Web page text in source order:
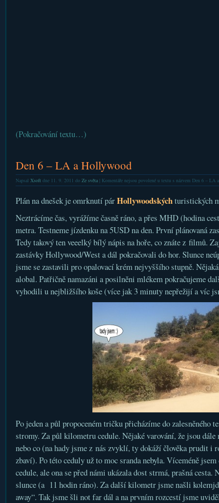
(Pokračování textu…)
Den 6 – LA a Hollywood
Napsal Xsoftdne 11. 9. 2011 do Ze světa| Komentáře nejsou povolenéu textu s názvem Den 6 – LA
Plán na dnešek je omrknutí párHollywoodskýchturistických
Neztrácíme čas, vyrážíme časně ráno, a přes MHD (hodina
metra. Testneme jízdenku na 5USD na den. První plánovaná
Tedy takový ten veeelký bílý nápis na hoře, co znáte z filmů.
zastávky Hollywood/West a dál pokračovali do hor. Slunce
jsme se zastavili pro opalovací krém nejvyššího stupně.
alobal. Patřičně namazáni a posilněni mlékem pokračujeme
vyhodili u nejbližšího koše (více jak 3 minuty nepřežijí a víc
Po jeden a půl propoceném tričku přicházíme do zalesněného
stromy. Za půl kilometru cedule. Nějaké varování, že jsou dále
nebo co (na hady jsme z nás zvyklí, ty dokáží člověka prudit i
zbaví). Po této ceduly už to moc sranda nebyla. Víceméně jsem
cedule, ale ona se před námi ukázala dost strmá, prašná cesta.
slunce (a 11 hodin ráno). Za další kilometr jsme našli
away“. Tak jsme šli not far dál a na prvním rozcestí jsme